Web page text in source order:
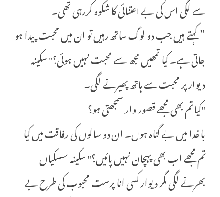
سے لگی اس کی بے اعتنائی کا شکوہ کررہی تھی۔
” کہتے ہیں جب دو لوگ ساتھ رہیں تو ان میں محبت پیدا ہو
جاتی ہے۔ کیا تمھیں مجھ سے محبت نہیں ہوئی؟" سکینہ
دیوار پر محبت سے ہاتھ پھیرنے لگی۔
"کیا تم بھی مجھے قصور وار سمجھتی ہو؟
باخدا میں بے گناہ ہوں۔ ان دو سالوں کی رفاقت میں کیا
تم مجھے اب بھی پہچان نہیں پائیں؟" سکینہ سسکیاں
بھرنے لگی مگر دیوار کسی انا پرست محبوب کی طرح بے